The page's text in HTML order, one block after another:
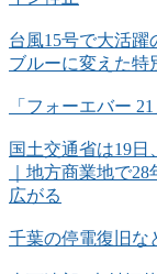
台風15号で大活
ブルーに変えた特
「フォーエバー
国土交通省は19日
｜地方商業地で
広がる
千葉の停電復旧